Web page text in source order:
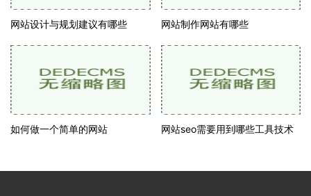
网站设计与规划建议有哪些 网站制作网站有哪些
如何做一个简单的网站 网站seo需要用到哪些工具技术